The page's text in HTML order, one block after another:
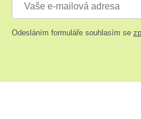
Odesláním formuláře souhlasím se